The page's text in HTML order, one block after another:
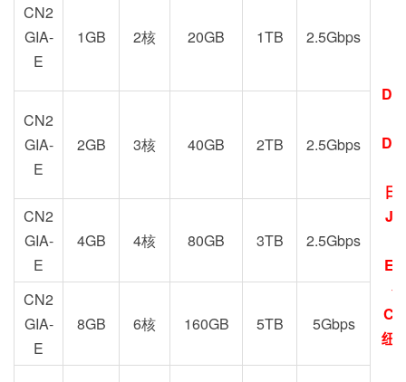
CN2
GIA-
E
1GB 2核 20GB 1TB 2.5Gbps
日
纽
CN2
GIA-
E
2GB 3核 40GB 2TB 2.5Gbps
CN2
GIA-
E
4GB 4核 80GB 3TB 2.5Gbps
CN2
GIA-
E
8GB 6核 160GB 5TB 5Gbps